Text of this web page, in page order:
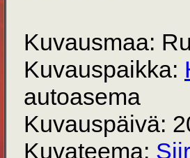
Kuvausmaa:
Kuvauspaikka:
autoasema
Kuvauspäivä:
Kuvateema: